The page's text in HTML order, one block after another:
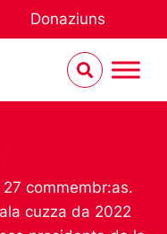
Donaziuns
commembr:as.
cuzza da 2022